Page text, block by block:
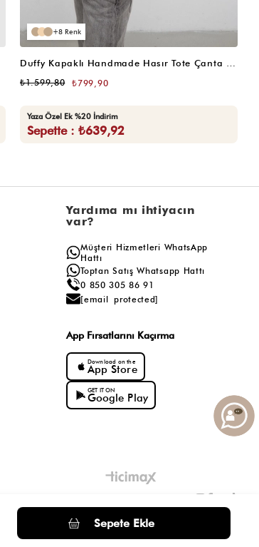
8
₺799,90
₺1.599,80
Yaza Özel Ek %20 İndirim
Sepette : ₺639,92
Yardıma mı ihtiyacın
var?
Müşteri Hizmetleri WhatsApp
Hattı
Toptan Satış Whatsapp Hattı
0 850 305 86 91
[email protected]
App Fırsatlarını Kaçırma
Download on the
App Store
GET IT ON
Google Play